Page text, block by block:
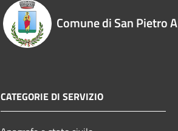
Comune di San Pietro
CATEGORIE DI SERVIZIO